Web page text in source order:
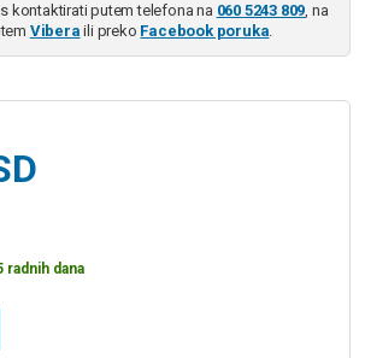
kontaktirati putem telefona na 060 5243 809, na
Vibera ili preko Facebook poruka.
radnih dana